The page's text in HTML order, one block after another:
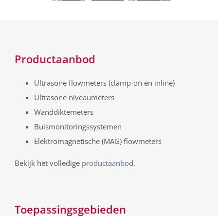
Productaanbod
Ultrasone flowmeters (clamp-on en inline)
Ultrasone niveaumeters
Wanddiktemeters
Buismonitoringssystemen
Elektromagnetische (MAG) flowmeters
Bekijk het volledige productaanbod.
Toepassingsgebieden